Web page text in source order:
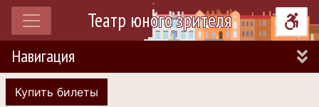
Театр юного зрителя
Навигация
Купить билеты